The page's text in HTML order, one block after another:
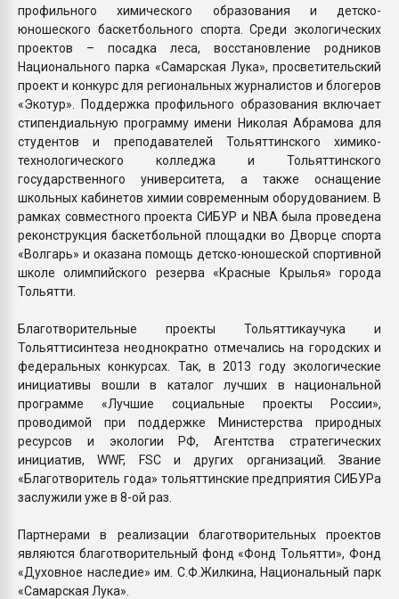
профильного химического образования и детско-
юношеского баскетбольного спорта. Среди экологических
проектов – посадка леса, восстановление родников
Национального парка «Самарская Лука», просветительский
проект и конкурс для региональных журналистов и блогеров
«Экотур». Поддержка профильного образования включает
стипендиальную программу имени Николая Абрамова для
студентов и преподавателей Тольяттинского химико-
технологического колледжа и Тольяттинского
государственного университета, а также оснащение
школьных кабинетов химии современным оборудованием. В
рамках совместного проекта СИБУР и NBA была проведена
реконструкция баскетбольной площадки во Дворце спорта
«Волгарь» и оказана помощь детско-юношеской спортивной
школе олимпийского резерва «Красные Крылья» города
Тольятти.
Благотворительные проекты Тольяттикаучука и
Тольяттисинтеза неоднократно отмечались на городских и
федеральных конкурсах. Так, в 2013 году экологические
инициативы вошли в каталог лучших в национальной
программе «Лучшие социальные проекты России»,
проводимой при поддержке Министерства природных
ресурсов и экологии РФ, Агентства стратегических
инициатив, WWF, FSC и других организаций. Звание
«Благотворитель года» тольяттинские предприятия СИБУРа
заслужили уже в 8-ой раз.
Партнерами в реализации благотворительных проектов
являются благотворительный фонд «Фонд Тольятти», Фонд
«Духовное наследие» им. С.Ф.Жилкина, Национальный парк
«Самарская Лука».